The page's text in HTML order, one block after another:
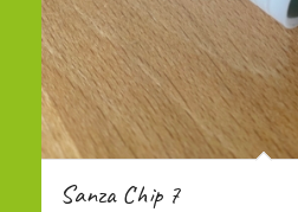
Sanza Chip 7